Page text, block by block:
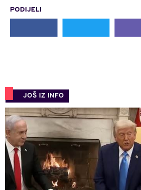
PODIJELI
JOŠ IZ INFO